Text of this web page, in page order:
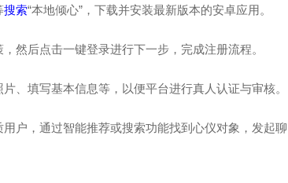
搜索“本地倾心”，下载并安装最新版本的安卓应用。
然后点击一键登录进行下一步，完成注册流程。
、填写基本信息等，以便平台进行真人认证与审核。
户，通过智能推荐或搜索功能找到心仪对象，发起聊